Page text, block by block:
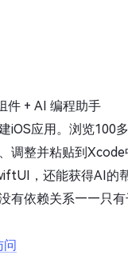
件 + AI 编程助手
iOS应用。浏览100
调整并粘贴到
，还能获得AI的
有依赖关系——只有
问